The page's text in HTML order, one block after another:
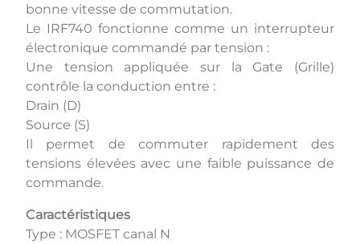
bonne vitesse de commutation.
Le IRF740 fonctionne comme un interrupteur
électronique commandé par tension :
Une tension appliquée sur la Gate (Grille)
contrôle la conduction entre :
Drain (D)
Source (S)
Il permet de commuter rapidement des
tensions élevées avec une faible puissance de
commande.
Caractéristiques
Type : MOSFET canal N